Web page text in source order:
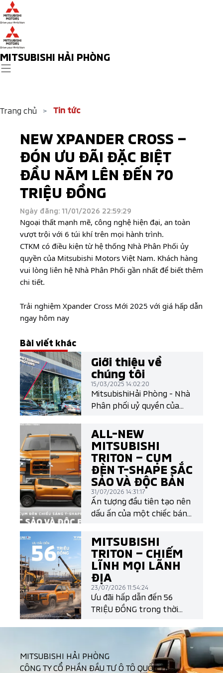
MITSUBISHI HẢI PHÒNG
Trang chủ > Tin tức
NEW XPANDER CROSS –
ĐÓN ƯU ĐÃI ĐẶC BIỆT
ĐẦU NĂM LÊN ĐẾN 70
TRIỆU ĐỒNG
Ngày đăng: 11/01/2026 22:59:29
Ngoại thất mạnh mẽ, công nghệ hiện đại, an toàn
vượt trội với 6 túi khí trên mọi hành trình.
CTKM có điều kiện từ hệ thống Nhà Phân Phối ủy
quyền của Mitsubishi Motors Việt Nam. Khách hàng
vui lòng liên hệ Nhà Phân Phối gần nhất để biết thêm
chi tiết.
Trải nghiệm Xpander Cross Mới 2025 với giá hấp dẫn
ngay hôm nay
Bài viết khác
Giới thiệu về
chúng tôi
15/03/2025 14:02:20
MitsubishiHải Phòng - Nhà
Phân phối uỷ quyền của
Nam
ALL-NEW
MITSUBISHI
TRITON – CỤM
ĐÈN T-SHAPE SẮC
SẢO VÀ ĐỘC BẢN
31/07/2026 14:31:17
Ấn tượng đầu tiên tạo nên
dấu ấn của một chiếc bán
New Mitsubishi Triton làm
điều đó một cách đầy khác
biệt với cụm đèn LED T-
Shape mang đậm ngôn
ngữ thiết kế Dynamic
Shield thế hệ mới.
MITSUBISHI
TRITON – CHIẾM
LĨNH MỌI LÃNH
ĐỊA
23/07/2026 11:54:24
Ưu đãi hấp dẫn đến 56
TRIỆU ĐỒNG trong thời
MITSUBISHI HẢI PHÒNG
CÔNG TY CỔ PHẦN ĐẦU TƯ Ô TÔ QUỐC TẾ